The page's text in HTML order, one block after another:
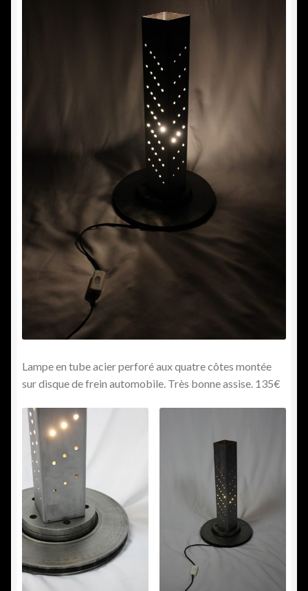
Lampe en tube acier perforé aux quatre côtes montée
sur disque de frein automobile. Très bonne assise. 135€